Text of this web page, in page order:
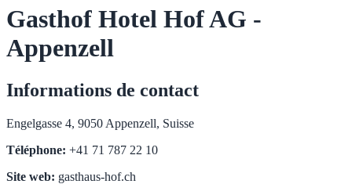
Gasthof Hotel Hof AG -
Appenzell
Informations de contact
Engelgasse 4, 9050 Appenzell, Suisse
Téléphone: +41 71 787 22 10
Site web: gasthaus-hof.ch